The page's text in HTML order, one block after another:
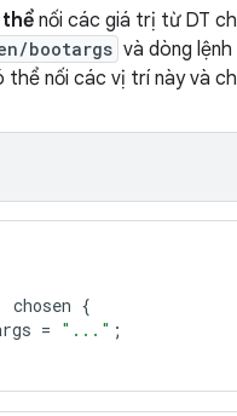
nối các giá trị từ DT
bootargs và dòng
thể nối các vị trí này và
chosen {
= "..." ;